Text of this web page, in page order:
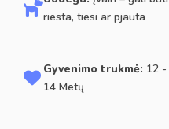
riesta, tiesi ar pjauta
Gyvenimo trukmė: 12 -
14 Metų